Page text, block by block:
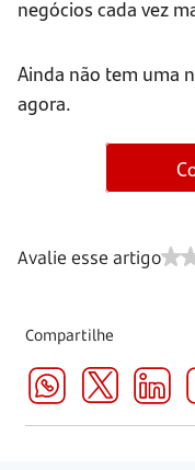
negócios cada vez
Ainda não tem uma
agora.
Avalie esse artigo
Compartilhe